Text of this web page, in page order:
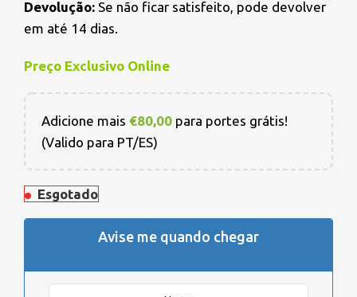
Devolução: Se não ficar satisfeito, pode devolver
em até 14 dias.
Preço Exclusivo Online
Adicione mais €80,00 para portes grátis!
(Valido para PT/ES)
Esgotado
Avise me quando chegar